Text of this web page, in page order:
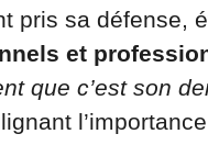
pris sa défense,
et
que c’est son